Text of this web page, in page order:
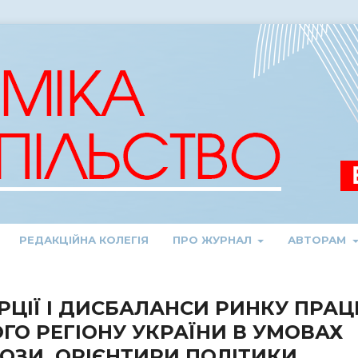
РЕДАКЦІЙНА КОЛЕГІЯ ПРО ЖУРНАЛ АВТОРАМ
І ДИСБАЛАНСИ РИНКУ
РЕГІОНУ УКРАЇНИ В УМОВАХ